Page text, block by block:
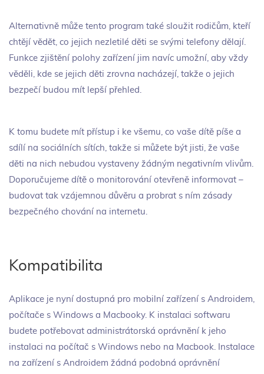
Alternativně může tento program také sloužit rodičům, kteří
chtějí vědět, co jejich nezletilé děti se svými telefony dělají.
Funkce zjištění polohy zařízení jim navíc umožní, aby vždy
věděli, kde se jejich děti zrovna nacházejí, takže o jejich
bezpečí budou mít lepší přehled.
K tomu budete mít přístup i ke všemu, co vaše dítě píše a
sdílí na sociálních sítích, takže si můžete být jisti, že vaše
děti na nich nebudou vystaveny žádným negativním vlivům.
Doporučujeme dítě o monitorování otevřeně informovat –
budovat tak vzájemnou důvěru a probrat s ním zásady
bezpečného chování na internetu.
Kompatibilita
Aplikace je nyní dostupná pro mobilní zařízení s Androidem,
počítače s Windows a Macbooky. K instalaci softwaru
budete potřebovat administrátorská oprávnění k jeho
instalaci na počítač s Windows nebo na Macbook. Instalace
na zařízení s Androidem žádná podobná oprávnění